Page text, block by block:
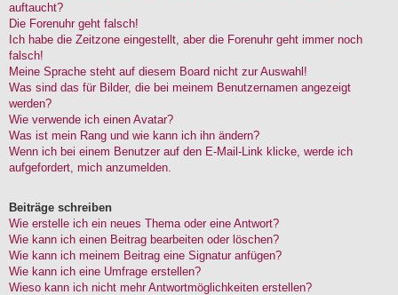
auftaucht?
Die Forenuhr geht falsch!
Ich habe die Zeitzone eingestellt, aber die Forenuhr geht immer noch
falsch!
Meine Sprache steht auf diesem Board nicht zur Auswahl!
Was sind das für Bilder, die bei meinem Benutzernamen angezeigt
werden?
Wie verwende ich einen Avatar?
Was ist mein Rang und wie kann ich ihn ändern?
Wenn ich bei einem Benutzer auf den E-Mail-Link klicke, werde ich
aufgefordert, mich anzumelden.
Beiträge schreiben
Wie erstelle ich ein neues Thema oder eine Antwort?
Wie kann ich einen Beitrag bearbeiten oder löschen?
Wie kann ich meinem Beitrag eine Signatur anfügen?
Wie kann ich eine Umfrage erstellen?
Wieso kann ich nicht mehr Antwortmöglichkeiten erstellen?